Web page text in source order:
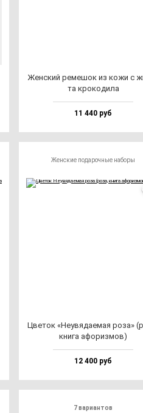
Жен­ский ре­ме­шок из ко­жи с
та кро­ко­ди­ла
11 440 руб
Женские подарочные наборы
Цве­ток «Неувя­да­емая ро­за»
кни­га афо­риз­мов)
12 400 руб
7 вариантов